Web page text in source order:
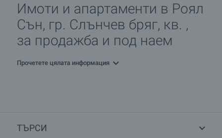
Имоти и апартаменти в Роял
Сън, гр. Слънчев бряг, кв. ,
за продажба и под наем
Прочетете цялата информация
ТЪРСИ